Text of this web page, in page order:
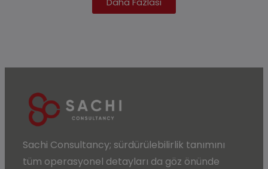
Sachi Consultancy; sürdürülebilirlik tanımını
tüm operasyonel detayları da göz önünde